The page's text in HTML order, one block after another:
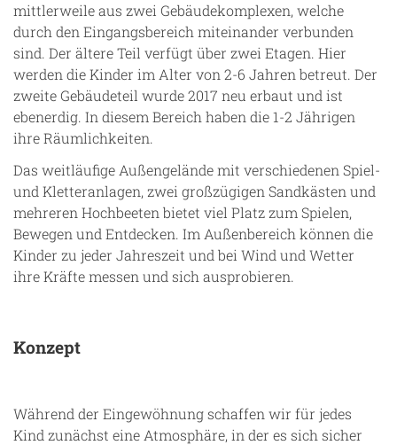
mittlerweile aus zwei Gebäudekomplexen, welche
durch den Eingangsbereich miteinander verbunden
sind. Der ältere Teil verfügt über zwei Etagen. Hier
werden die Kinder im Alter von 2-6 Jahren betreut. Der
zweite Gebäudeteil wurde 2017 neu erbaut und ist
ebenerdig. In diesem Bereich haben die 1-2 Jährigen
ihre Räumlichkeiten.
Das weitläufige Außengelände mit verschiedenen Spiel-
und Kletteranlagen, zwei großzügigen Sandkästen und
mehreren Hochbeeten bietet viel Platz zum Spielen,
Bewegen und Entdecken. Im Außenbereich können die
Kinder zu jeder Jahreszeit und bei Wind und Wetter
ihre Kräfte messen und sich ausprobieren.
Konzept
Während der Eingewöhnung schaffen wir für jedes
Kind zunächst eine Atmosphäre, in der es sich sicher